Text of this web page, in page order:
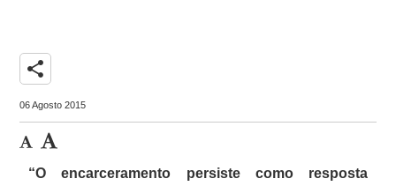
share
06 Agosto 2015
“O encarceramento persiste como resposta